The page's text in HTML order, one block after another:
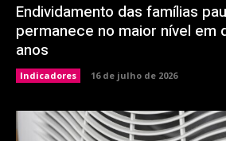
Endividamento das famílias
permanece no maior nível em
anos
Indicadores 16 de julho de 2026